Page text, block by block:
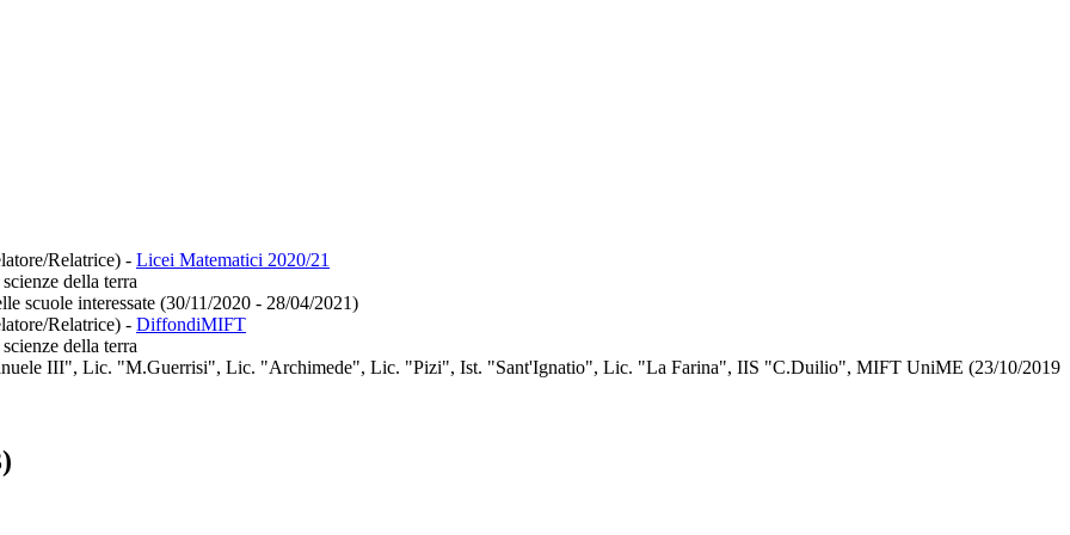
Relatrice) - Licei Matematici 2020/21
della terra
scuole interessate (30/11/2020 - 28/04/2021)
Relatrice) - DiffondiMIFT
della terra
III", Lic. "M.Guerrisi", Lic. "Archimede", Lic. "Pizi", Ist. "Sant'Ignatio", Lic. "La Farina", IIS "C.Duilio", MIFT UniME (23/10/2019